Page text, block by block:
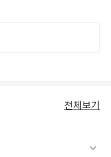
전체보기